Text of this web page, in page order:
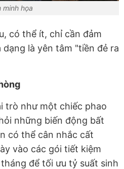
minh họa
có thể ít, chỉ cần đảm
là yên tâm "tiền đẻ ra
trò như một chiếc phao
những biến động bất
có thể cân nhắc cất
vào các gói tiết kiệm
để tối ưu tỷ suất sinh